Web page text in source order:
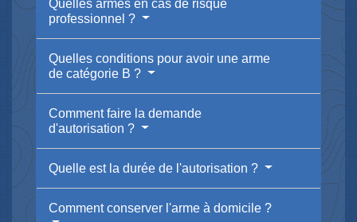
Quelles armes en cas de risque
professionnel ?
Quelles conditions pour avoir une arme
de catégorie B ?
Comment faire la demande
d'autorisation ?
Quelle est la durée de l'autorisation ?
Comment conserver l'arme à domicile ?